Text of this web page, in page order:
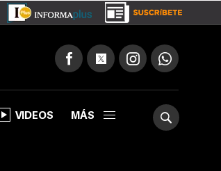
VIDEOS MÁS